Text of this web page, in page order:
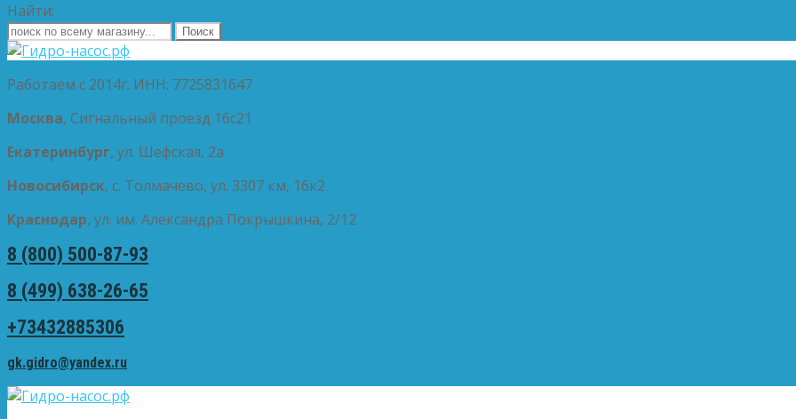
Найти:
Работаем с 2014г. ИНН: 7725831647
Москва, Сигнальный проезд 16с21
Екатеринбург, ул. Шефская, 2а
Новосибирск, с. Толмачево, ул. 3307 км, 16к2
Краснодар, ул. им. Александра Покрышкина, 2/12
8 (800) 500-87-93
8 (499) 638-26-65
+73432885306
gk.gidro@yandex.ru